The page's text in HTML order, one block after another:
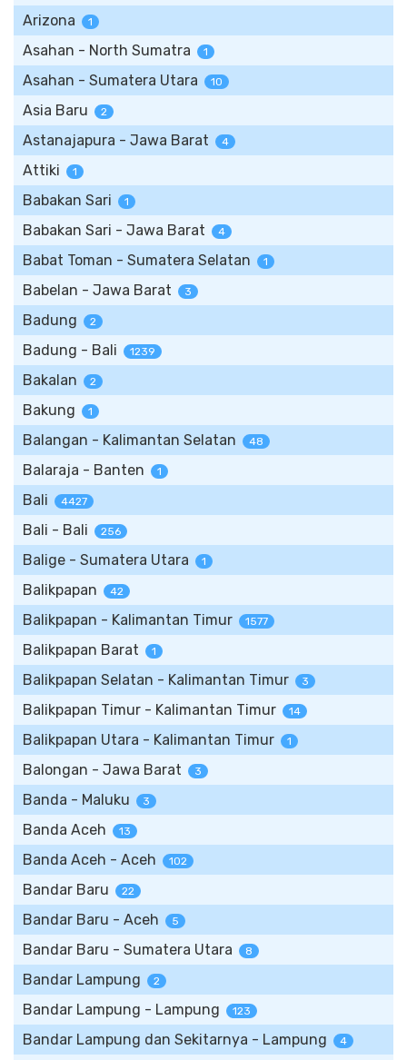
Arizona 1
Asahan - North Sumatra 1
Asahan - Sumatera Utara 10
Asia Baru 2
Astanajapura - Jawa Barat 4
Attiki 1
Babakan Sari 1
Babakan Sari - Jawa Barat 4
Babat Toman - Sumatera Selatan 1
Babelan - Jawa Barat 3
Badung 2
Badung - Bali 1239
Bakalan 2
Bakung 1
Balangan - Kalimantan Selatan 48
Balaraja - Banten 1
Bali 4427
Bali - Bali 256
Balige - Sumatera Utara 1
Balikpapan 42
Balikpapan - Kalimantan Timur 1577
Balikpapan Barat 1
Balikpapan Selatan - Kalimantan Timur 3
Balikpapan Timur - Kalimantan Timur 14
Balikpapan Utara - Kalimantan Timur 1
Balongan - Jawa Barat 3
Banda - Maluku 3
Banda Aceh 13
Banda Aceh - Aceh 102
Bandar Baru 22
Bandar Baru - Aceh 5
Bandar Baru - Sumatera Utara 8
Bandar Lampung 2
Bandar Lampung - Lampung 123
Bandar Lampung dan Sekitarnya - Lampung 4